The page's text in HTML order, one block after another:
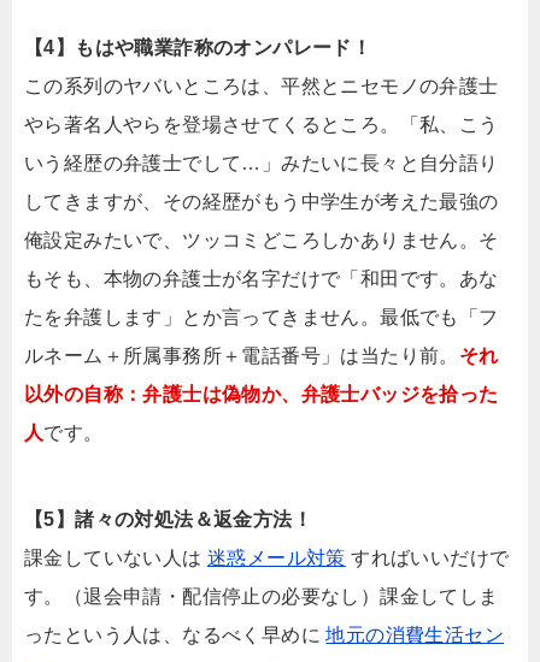
【4】もはや職業詐称のオンパレード！
この系列のヤバいところは、平然とニセモノの弁護士
やら著名人やらを登場させてくるところ。「私、こう
いう経歴の弁護士でして…」みたいに長々と自分語り
してきますが、その経歴がもう中学生が考えた最強の
俺設定みたいで、ツッコミどころしかありません。そ
もそも、本物の弁護士が名字だけで「和田です。あな
たを弁護します」とか言ってきません。最低でも「フ
ルネーム＋所属事務所＋電話番号」は当たり前。 それ
以外の自称：弁護士は偽物か、弁護士バッジを拾った
人です。
【5】諸々の対処法＆返金方法！
課金していない人は 迷惑メール対策 すればいいだけで
す。（退会申請・配信停止の必要なし）課金してしま
ったという人は、なるべく早めに地元の消費生活セン